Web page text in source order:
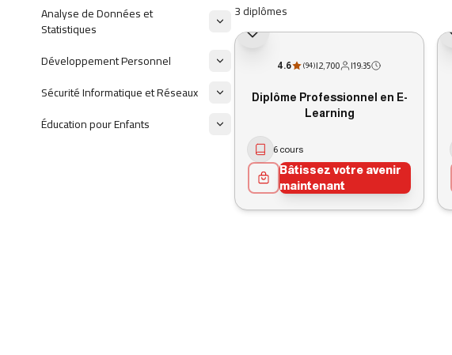
Analyse de Données et
Statistiques
Développement Personnel
Sécurité Informatique et Réseaux
Éducation pour Enfants
3 diplômes
4.6 (94)|2,700 |19:35
Diplôme Professionnel en E-
Learning
6 cours
Bâtissez votre avenir
maintenant